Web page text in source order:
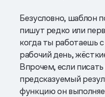
Безусловно, шаблон
пишут редко или
когда ты работаешь
рабочий день,
Впрочем, если
предсказуемый
функцию он